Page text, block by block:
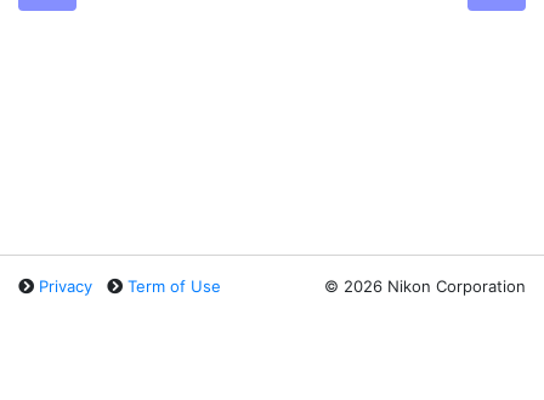
Privacy Term of Use © 2026 Nikon Corporation